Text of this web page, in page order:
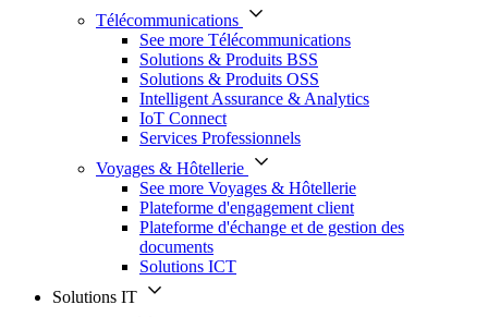
Télécommunications
See more Télécommunications
Solutions & Produits BSS
Solutions & Produits OSS
Intelligent Assurance & Analytics
IoT Connect
Services Professionnels
Voyages & Hôtellerie
See more Voyages & Hôtellerie
Plateforme d'engagement client
Plateforme d'échange et de gestion des
documents
Solutions ICT
Solutions IT